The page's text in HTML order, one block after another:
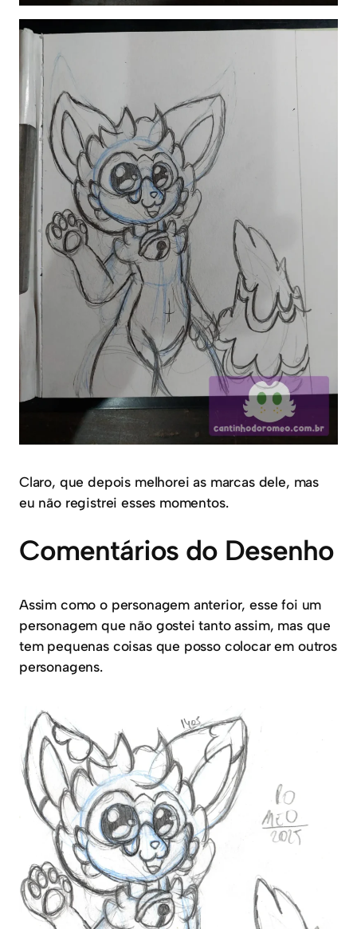
Claro, que depois melhorei as marcas dele, mas
eu não registrei esses momentos.
Comentários do Desenho
Assim como o personagem anterior, esse foi um
personagem que não gostei tanto assim, mas que
tem pequenas coisas que posso colocar em outros
personagens.